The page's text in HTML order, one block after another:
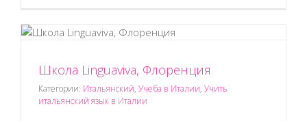
Школа Linguaviva, Флоренция
Категории: Итальянский, Учеба в Италии, Учить
итальянский язык в Италии